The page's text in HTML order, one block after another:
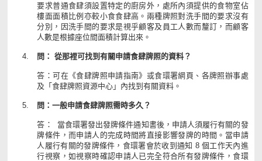
要求普通食肆須設置特定的廚房外，處所內須提供的食物室佔
樓面面積比例亦較小食食肆高。兩種牌照對洗手間的要求沒有
分別，因洗手間的要求是視乎顧客及員工人數而釐訂，而顧客
人數是根據座位間面積計算出來。
問： 從那裡可找到有關申請食肆牌照的資料？
答：可在《食肆牌照申請指南》或食環署網頁、各牌照辦事處
及「食肆牌照資源中心」內找到有關資料。
問：一般申請食肆牌照需時多久？
答： 當食環署發出發牌條件通知書後，申請人須履行有關的發
牌條件，而申請人的完成時間將直接影響發牌的時間。當申請
人履行有關的發牌條件，食環署會於收到通知 8 個工作天內進
行視察，如視察時確認申請人已完全符合所有發牌條件，食環